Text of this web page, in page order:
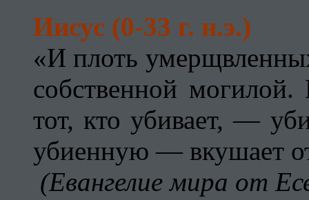
Иисус (0-33 г. н.э.)
«И плоть
собственной
тот, кто убивает, —
убиенную — вкушает
(Евангелие мира от